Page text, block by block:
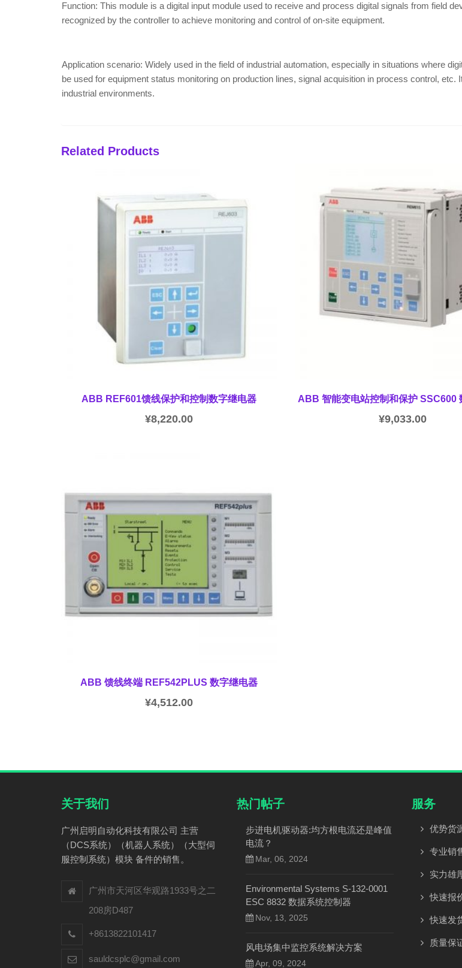
Function: This module is a digital input module used to receive and process digital signals from field
recognized by the controller to achieve monitoring and control of on-site equipment.
Application scenario: Widely used in the field of industrial automation, especially in situations where
be used for equipment status monitoring on production lines, signal acquisition in process control,
industrial environments.
Related Products
ABB REF601馈线保护和控制数字继电器
¥8,220.00
ABB 智能变电站控制和保护 SSC600
¥9,033.00
ABB 馈线终端 REF542PLUS 数字继电器
¥4,512.00
关于我们
广州启明自动化科技有限公司 主营
（DCS系统）（机器人系统）（大型伺
服控制系统）模块 备件的销售。
广州市天河区华观路1933号之二
208房D487
+8613822101417
sauldcsplc@gmail.com
热门帖子
步进电机驱动器:均方根电流还是峰值
电流？
Mar, 06, 2024
Environmental Systems S-132-0001
ESC 8832 数据系统控制器
Nov, 13, 2025
风电场集中监控系统解决方案
Apr, 09, 2024
服务
优势货
专业销
实力雄
快速报
快速发
质量保